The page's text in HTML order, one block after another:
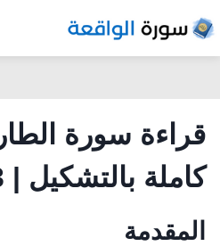
إلى
المحتوى
قراءة سورة
كاملة بالتشكيل | PDF | MP3
المقدمة